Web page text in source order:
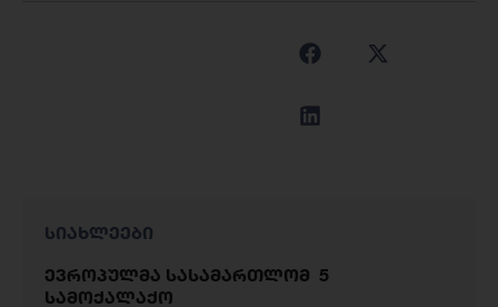
სიახლეები
ევროპულმა სასამართლომ 5
სამოქალაქო